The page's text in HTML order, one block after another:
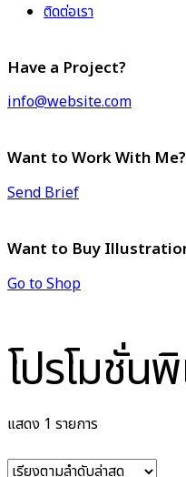
ติดต่อเรา
Have a Project?
info@website.com
Want to Work With Me?
Send Brief
Want to Buy
Go to Shop
โปรโมชั่น
แสดง 1 รายการ